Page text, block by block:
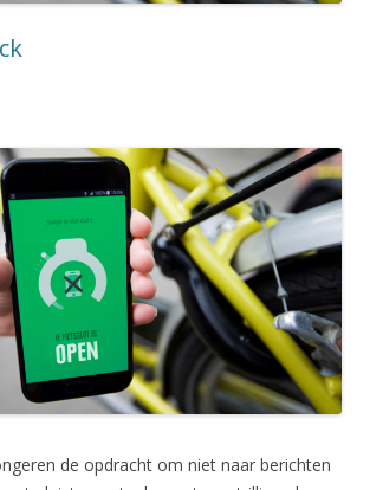
de opdracht om niet naar berichten